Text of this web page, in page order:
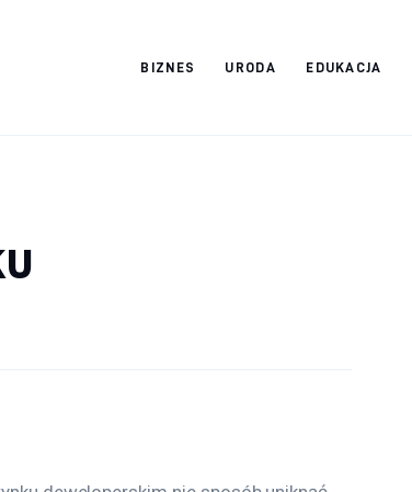
BIZNES URODA EDUKACJA